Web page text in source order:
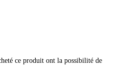
ce produit ont la possibilité de